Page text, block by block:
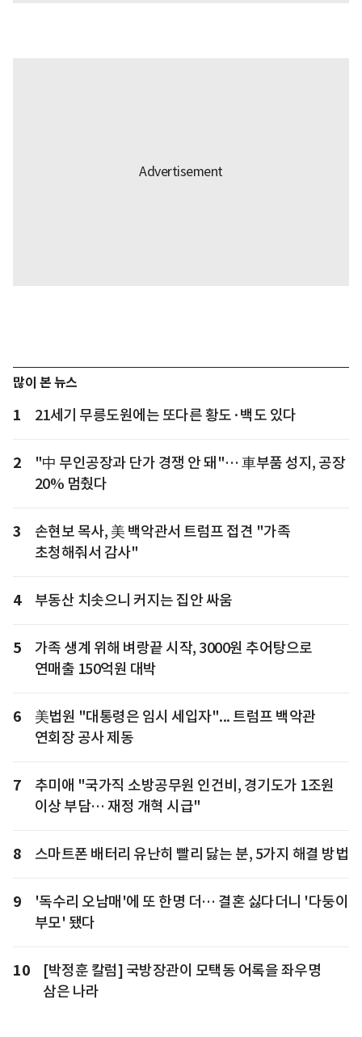
많이 본 뉴스
1 21세기 무릉도원에는 또다른 황도·백도 있다
2
"中 무인공장과 단가 경쟁 안 돼"… 車부품 성지, 공장
20% 멈췄다
3
손현보 목사, 美 백악관서 트럼프 접견 "가족
초청해줘서 감사"
4 부동산 치솟으니 커지는 집안 싸움
5
가족 생계 위해 벼랑끝 시작, 3000원 추어탕으로
연매출 150억원 대박
6
美법원 "대통령은 임시 세입자"... 트럼프 백악관
연회장 공사 제동
7
추미애 "국가직 소방공무원 인건비, 경기도가 1조원
이상 부담… 재정 개혁 시급"
8 스마트폰 배터리 유난히 빨리 닳는 분, 5가지 해결 방법
9
'독수리 오남매'에 또 한명 더… 결혼 싫다더니 '다둥이
부모' 됐다
10
[박정훈 칼럼] 국방장관이 모택동 어록을 좌우명
삼은 나라